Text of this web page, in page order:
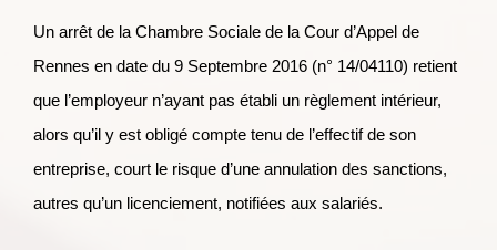
Un arrêt de la Chambre Sociale de la Cour d’Appel de
Rennes en date du 9 Septembre 2016 (n° 14/04110) retient
que l’employeur n’ayant pas établi un règlement intérieur,
alors qu’il y est obligé compte tenu de l’effectif de son
entreprise, court le risque d’une annulation des sanctions,
autres qu’un licenciement, notifiées aux salariés.